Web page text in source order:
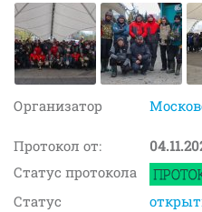
Организатор
Протокол от:
Статус протокола
Статус